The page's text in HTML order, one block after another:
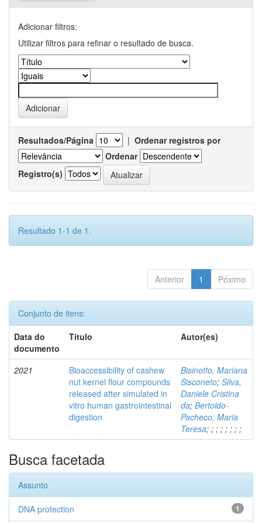
Adicionar filtros:
Utilizar filtros para refinar o resultado de busca.
Resultados/Página | Ordenar registros por
Ordenar
Registro(s)
Resultado 1-1 de 1.
Anterior 1 Póximo
Conjunto de itens:
Data do
documento
Título Autor(es)
2021
Bioaccessibility of cashew
nut kernel flour compounds
released after simulated in
vitro human gastrointestinal
digestion
Bisinotto, Mariana
Sisconeto; Silva,
Daniele Cristina
da; Bertoldo-
Pacheco, Maria
Teresa; ; ; ; ; ; ; ;
Busca facetada
Assunto
1
DNA protection